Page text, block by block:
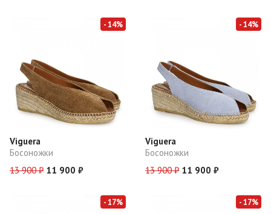
- 14%
Viguera
Босоножки
13 900 ₽ 11 900 ₽
- 14%
Viguera
Босоножки
13 900 ₽ 11 900 ₽
- 17% - 17%